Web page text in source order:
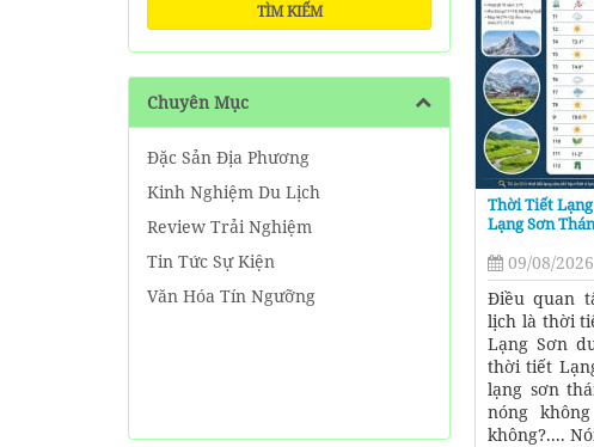
TÌM KIẾM
Chuyên Mục
Đặc Sản Địa Phương
Kinh Nghiệm Du Lịch
Review Trải Nghiệm
Tin Tức Sự Kiện
Văn Hóa Tín Ngưỡng
Thời Tiết
Lạng Sơn
09/08/2026
Điều quan
lịch là thời
Lạng Sơn
thời tiết
lạng sơn
nóng
không?....